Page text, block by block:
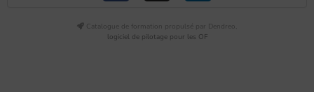
Catalogue de formation propulsé par Dendreo,
logiciel de pilotage pour les OF